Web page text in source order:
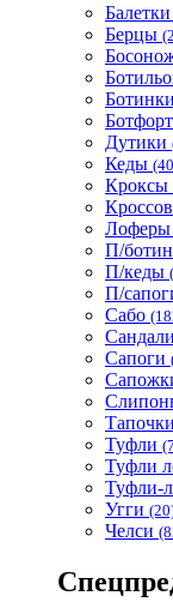
Балетки
Берцы
Ботинки
Дутики
Кеды
Кроксы
Лоферы
П/
П/кеды
П/
Сабо
Сапоги
Тапочки
Туфли
Туфли
Туфли-
Угги
Челси